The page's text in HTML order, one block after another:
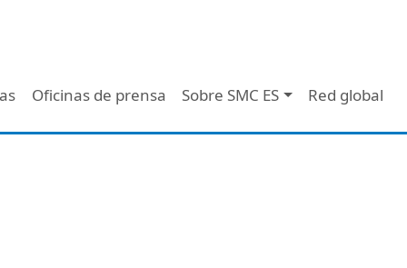
Oficinas de prensa Sobre SMC ES Red global